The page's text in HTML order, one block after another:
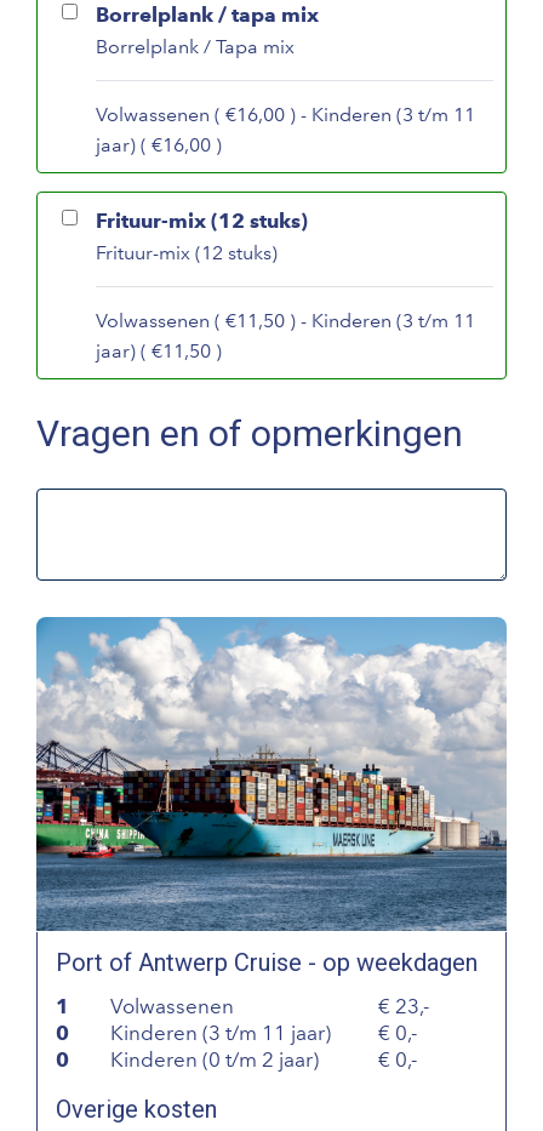
Borrelplank / tapa mix
Borrelplank / Tapa mix
Volwassenen ( €16,00 ) - Kinderen (3 t/m 11
jaar) ( €16,00 )
Frituur-mix (12 stuks)
Frituur-mix (12 stuks)
Volwassenen ( €11,50 ) - Kinderen (3 t/m 11
jaar) ( €11,50 )
Vragen en of opmerkingen
Port of Antwerp Cruise - op weekdagen
1 Volwassenen
23,-
0
Kinderen (3 t/m 11 jaar)
0,-
0
Kinderen (0 t/m 2 jaar) 0,-
Overige kosten